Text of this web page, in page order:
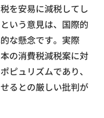
を安易に減税してし
いう意見は、国際的
な懸念です。実際
の消費税減税案に対
ピュリズムであり、
るとの厳しい批判が